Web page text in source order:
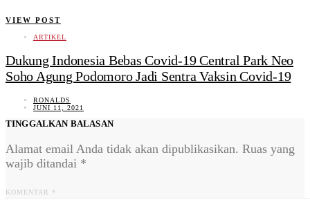
VIEW POST
ARTIKEL
Dukung Indonesia Bebas Covid-19 Central Park Neo
Soho Agung Podomoro Jadi Sentra Vaksin Covid-19
RONALDS
JUNI 11, 2021
TINGGALKAN BALASAN
Alamat email Anda tidak akan dipublikasikan. Ruas yang
wajib ditandai *
KOMENTAR *